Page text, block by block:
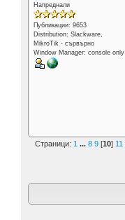
Напреднали
Публикации: 9653
Distribution: Slackware,
MikroTik - сървърно
Window Manager: console only
Страници: 1 ... 8 9 [10] 11